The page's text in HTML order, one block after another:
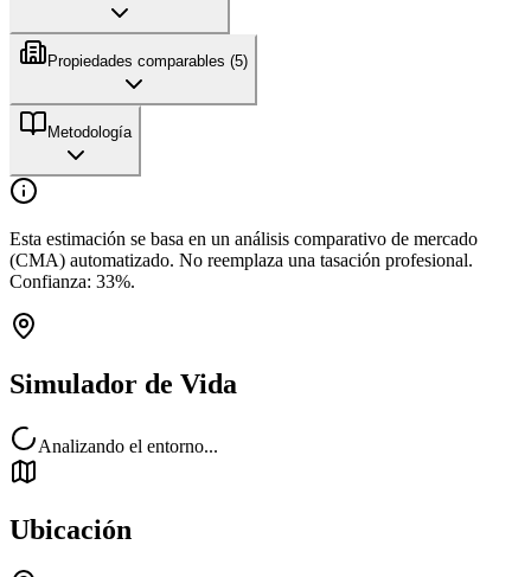
Propiedades comparables (5)
Metodología
Esta estimación se basa en un análisis comparativo de mercado
(CMA) automatizado. No reemplaza una tasación profesional.
Confianza: 33%.
Simulador de Vida
Analizando el entorno...
Ubicación